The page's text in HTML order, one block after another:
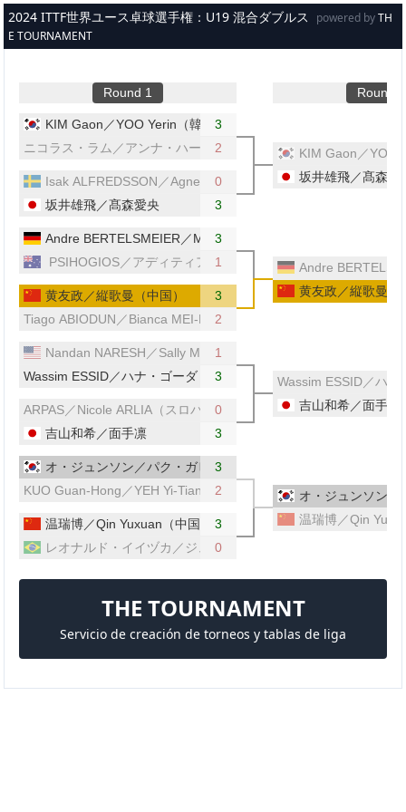
メインコンテンツへスキップ
2024 ITTF世界ユース卓球選手権：U19 混合ダブルス powered byTH
E TOURNAMENT
Round 1 Round 2
KIM Gaon／YOO Yerin（韓国）
3
ニコラス・ラム／アンナ・ハーシー（オーストラリア／ウェール
2
Isak ALFREDSSON／Agnes SVENSSON （スウェーデン）
0
坂井雄飛／髙森愛央
3
Andre BERTELSMEIER／Mia GRIESEL（ドイツ）
3
PSIHOGIOS／アディティア・サリーン（オーストラリア）
1
黄友政／縦歌曼（中国）
3
Tiago ABIODUN／Bianca MEI-ROSU（ポルトガル／ルーマニア）
2
Nandan NARESH／Sally MOYLAND（アメリカ）
1
Wassim ESSID／ハナ・ゴーダ（チュニジア／エジプト）
3
ARPAS／Nicole ARLIA（スロバキア／イタリア）
0
吉山和希／面手凛
3
オ・ジュンソン／パク・ガヒョン（韓国）
3
KUO Guan-Hong／YEH Yi-Tian（台湾）
2
温瑞博／Qin Yuxuan（中国）
3
レオナルド・イイヅカ／ジュリア・タカハシ（ブラジル）
0
KIM Gaon／YOO
坂井雄飛／髙森愛
Andre
黄友政／縦歌曼（
Wassim ESSID／ハ
吉山和希／面手凛
オ・ジュンソン／
温瑞博／Qin
THE TOURNAMENT
Servicio de creación de torneos y tablas de liga